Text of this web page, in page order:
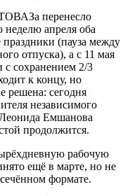
перенесло
апреля оба
праздники (пауза между
отпуска), а с 11 мая
с сохранением 2/3
к концу, но
решена: сегодня
независимого
Емшанова
продолжится.
рабочую
ещё в марте, но не
формате.